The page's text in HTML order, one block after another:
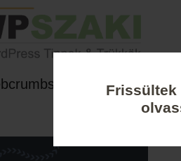
Frissültek
készítette,